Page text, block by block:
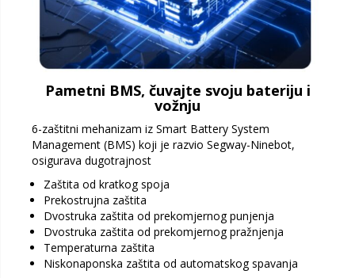
Pametni BMS, čuvajte svoju bateriju i
vožnju
6-zaštitni mehanizam iz Smart Battery System
Management (BMS) koji je razvio Segway-Ninebot,
osigurava dugotrajnost
Zaštita od kratkog spoja
Prekostrujna zaštita
Dvostruka zaštita od prekomjernog punjenja
Dvostruka zaštita od prekomjernog pražnjenja
Temperaturna zaštita
Niskonaponska zaštita od automatskog spavanja